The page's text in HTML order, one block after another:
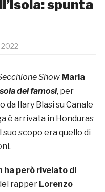
spunta
Show Maria
dei famosi, per
Ilary Blasi su Canale
è arrivata in Honduras
suo scopo era quello di
ha però rivelato di
rapper Lorenzo